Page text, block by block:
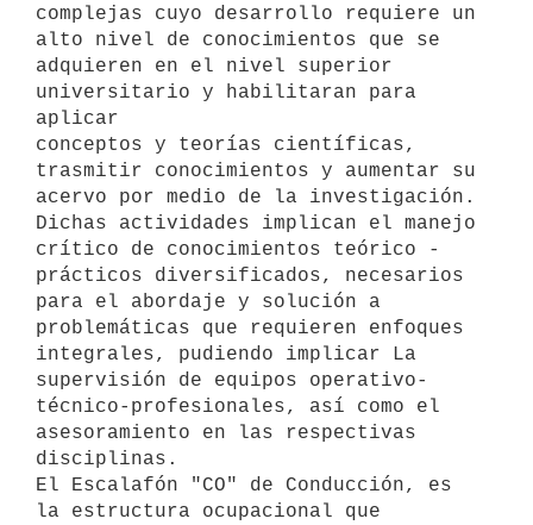
complejas cuyo desarrollo requiere un
alto nivel de conocimientos que se
adquieren en el nivel superior
universitario y habilitaran para
aplicar
conceptos y teorías científicas,
trasmitir conocimientos y aumentar su
acervo por medio de la investigación.
Dichas actividades implican el manejo
crítico de conocimientos teórico -
prácticos diversificados, necesarios
para el abordaje y solución a
problemáticas que requieren enfoques
integrales, pudiendo implicar La
supervisión de equipos operativo-
técnico-profesionales, así como el
asesoramiento en las respectivas
disciplinas.
El Escalafón "CO" de Conducción, es
la estructura ocupacional que